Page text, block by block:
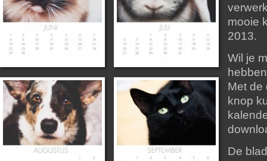
mooie
2013.
Wil je
Met de
knop
De